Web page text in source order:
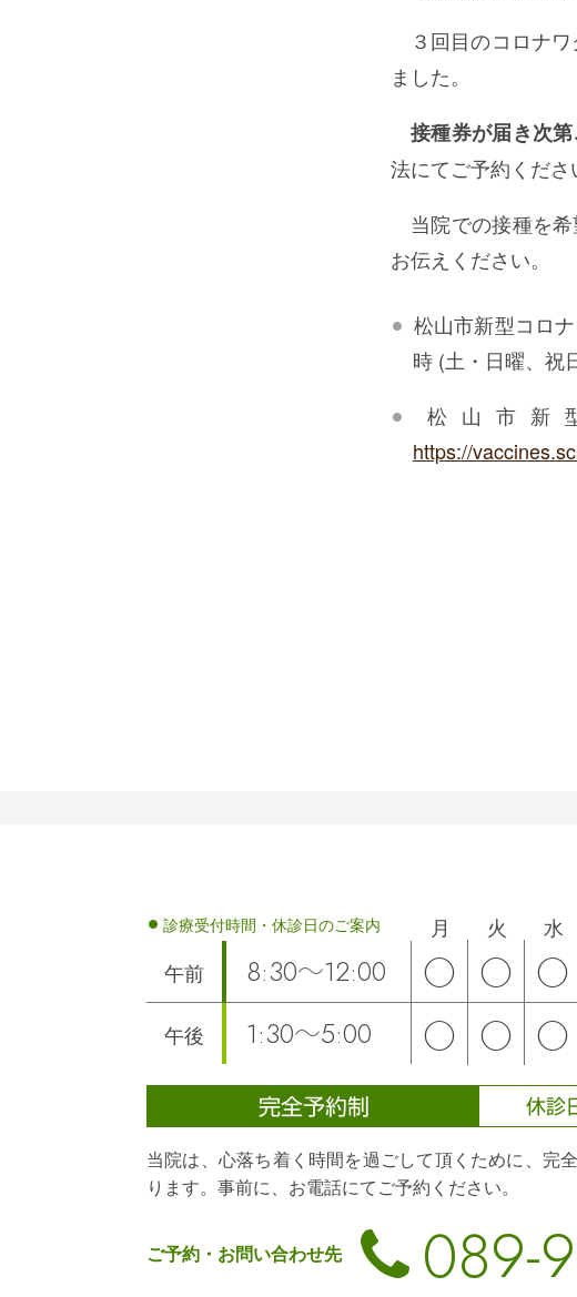
３回目のコロナ
ました。
接種券が届き次
法にてご予約くださ
当院での接種を
お伝えください。
松山市新型コロ
時 (土・日曜、祝
松山市新
https://
診療受付時間・ 休診日のご案内
午前 8:30～12:00
午後 1:30～5:00
月
◯
◯
火
◯
◯
水
◯
◯
完全予約制 休診
当院は、心落ち着く時間を過ごして頂くために、完
ります。事前に、お電話にてご予約ください。
ご予約・お問い合わせ先 089-